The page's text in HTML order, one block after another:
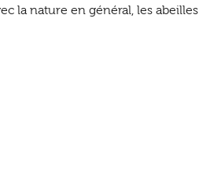
la nature en général, les abeilles